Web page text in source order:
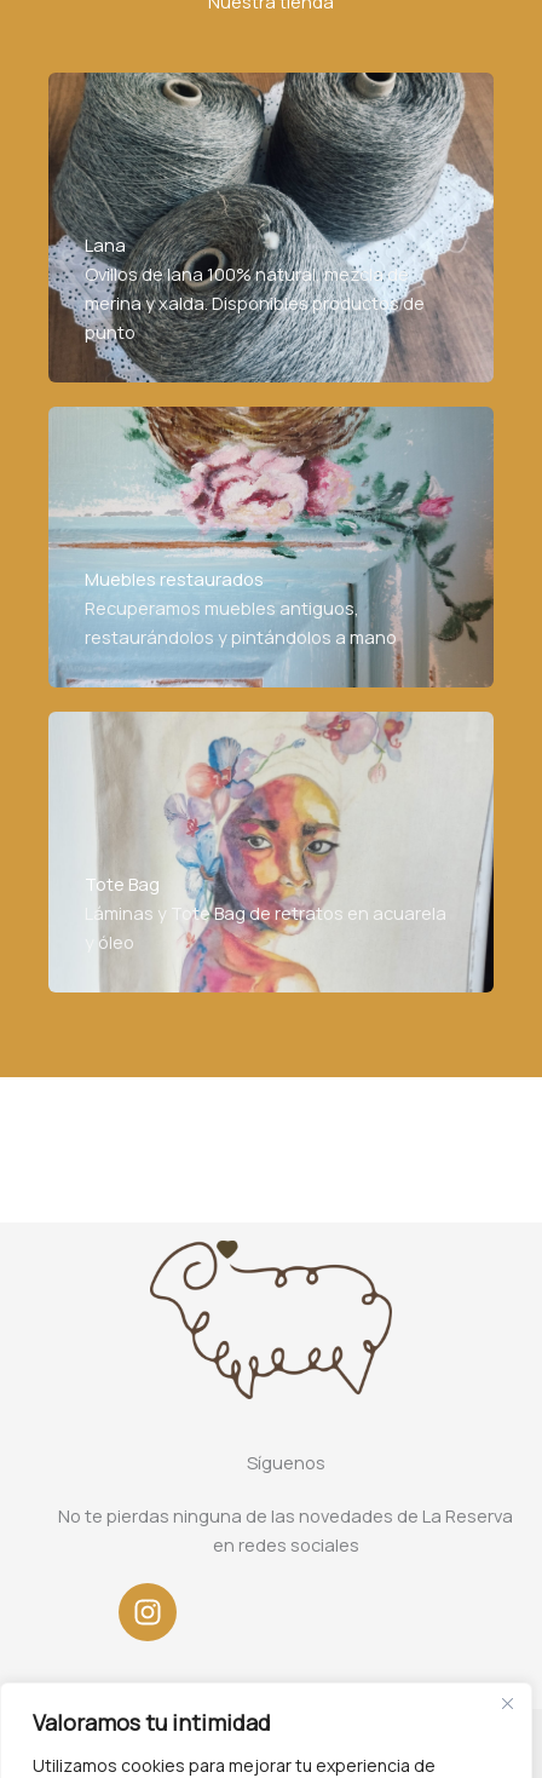
Valoramos tu intimidad
Utilizamos cookies para mejorar tu experiencia de
Lana
Ovillos de lana 100% natural, mezcla de
merina y xalda. Disponibles productos de
punto
Muebles restaurados
Recuperamos muebles antiguos,
restaurándolos y pintándolos a mano
Tote Bag
Láminas y Tote Bag de retratos en acuarela
y óleo
Síguenos
No te pierdas ninguna de las novedades de La Reserva
en redes sociales